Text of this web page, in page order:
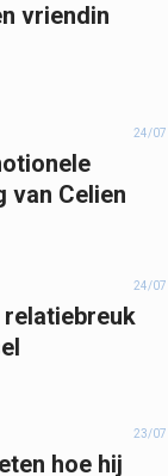
vriendin
24/07
van Celien
24/07
23/07
hoe hij